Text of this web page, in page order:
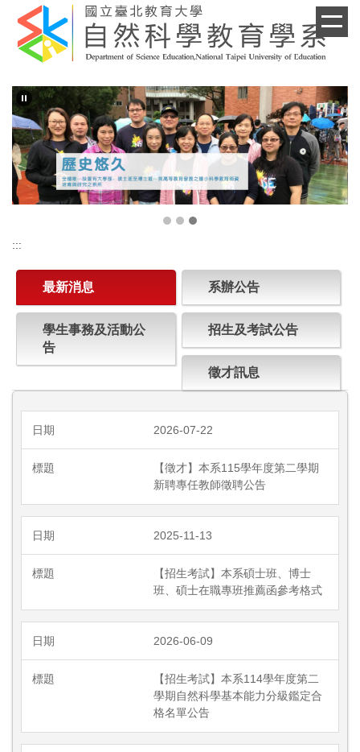
主
容
區
:::
最新消息 系辦公告
學生事務及活動公
告
招生及考試公告
徵才訊息
2026-07-22
【徵才】本系115學年度第二學期
新聘專任教師徵聘公告
2025-11-13
【招生考試】本系碩士班、博士
班、碩士在職專班推薦函參考格式
2026-06-09
【招生考試】本系114學年度第二
學期自然科學基本能力分級鑑定合
格名單公告